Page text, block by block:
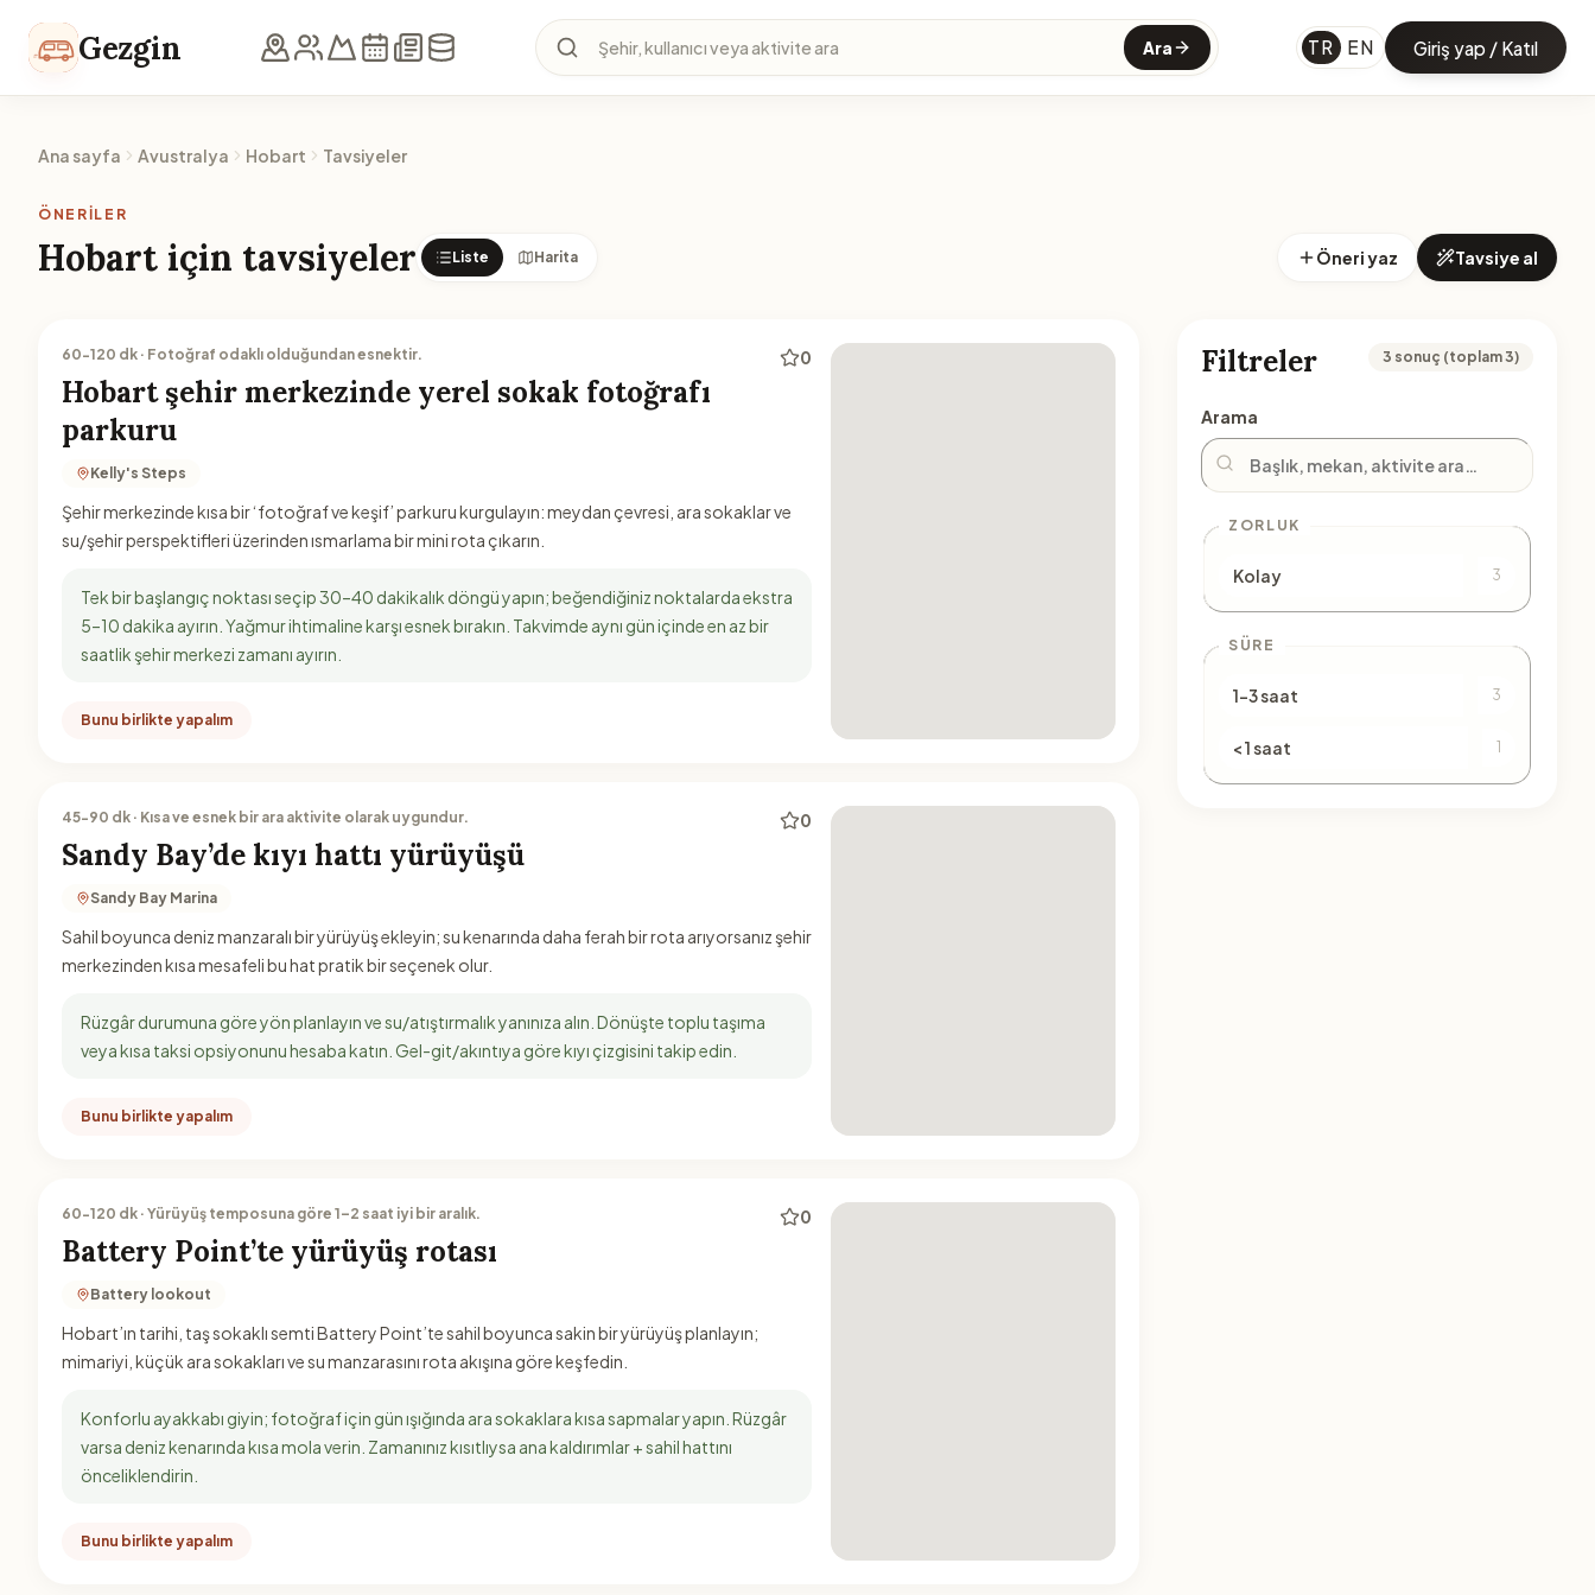
Gezgin Şehir, kullanıcı veya aktivite ara Ara TR EN Giriş yap / Katıl
Ana sayfa Avustralya Hobart Tavsiyeler
ÖNERILER
Hobart için tavsiyeler Liste Harita Öneri yaz Tavsiye al
60-120 dk · Fotoğraf odaklı olduğundan esnektir. 0
Hobart şehir merkezinde yerel sokak fotoğrafı
parkuru
Kelly's Steps
Şehir merkezinde kısa bir ‘fotoğraf ve keşif’ parkuru kurgulayın: meydan çevresi, ara sokaklar ve
su/şehir perspektifleri üzerinden ısmarlama bir mini rota çıkarın.
Tek bir başlangıç noktası seçip 30–40 dakikalık döngü yapın; beğendiğiniz noktalarda ekstra
5–10 dakika ayırın. Yağmur ihtimaline karşı esnek bırakın. Takvimde aynı gün içinde en az bir
saatlik şehir merkezi zamanı ayırın.
Bunu birlikte yapalım
45-90 dk · Kısa ve esnek bir ara aktivite olarak uygundur. 0
Sandy Bay’de kıyı hattı yürüyüşü
Sandy Bay Marina
Sahil boyunca deniz manzaralı bir yürüyüş ekleyin; su kenarında daha ferah bir rota arıyorsanız şehir
merkezinden kısa mesafeli bu hat pratik bir seçenek olur.
Rüzgâr durumuna göre yön planlayın ve su/atıştırmalık yanınıza alın. Dönüşte toplu taşıma
veya kısa taksi opsiyonunu hesaba katın. Gel-git/akıntıya göre kıyı çizgisini takip edin.
Bunu birlikte yapalım
60-120 dk · Yürüyüş temposuna göre 1–2 saat iyi bir aralık. 0
Battery Point’te yürüyüş rotası
Battery lookout
Hobart’ın tarihi, taş sokaklı semti Battery Point’te sahil boyunca sakin bir yürüyüş planlayın;
mimariyi, küçük ara sokakları ve su manzarasını rota akışına göre keşfedin.
Konforlu ayakkabı giyin; fotoğraf için gün ışığında ara sokaklara kısa sapmalar yapın. Rüzgâr
varsa deniz kenarında kısa mola verin. Zamanınız kısıtlıysa ana kaldırımlar + sahil hattını
önceliklendirin.
Bunu birlikte yapalım
Filtreler 3 sonuç (toplam 3)
Arama
ZORLUK
Kolay 3
SÜRE
1–3 saat 3
< 1 saat 1